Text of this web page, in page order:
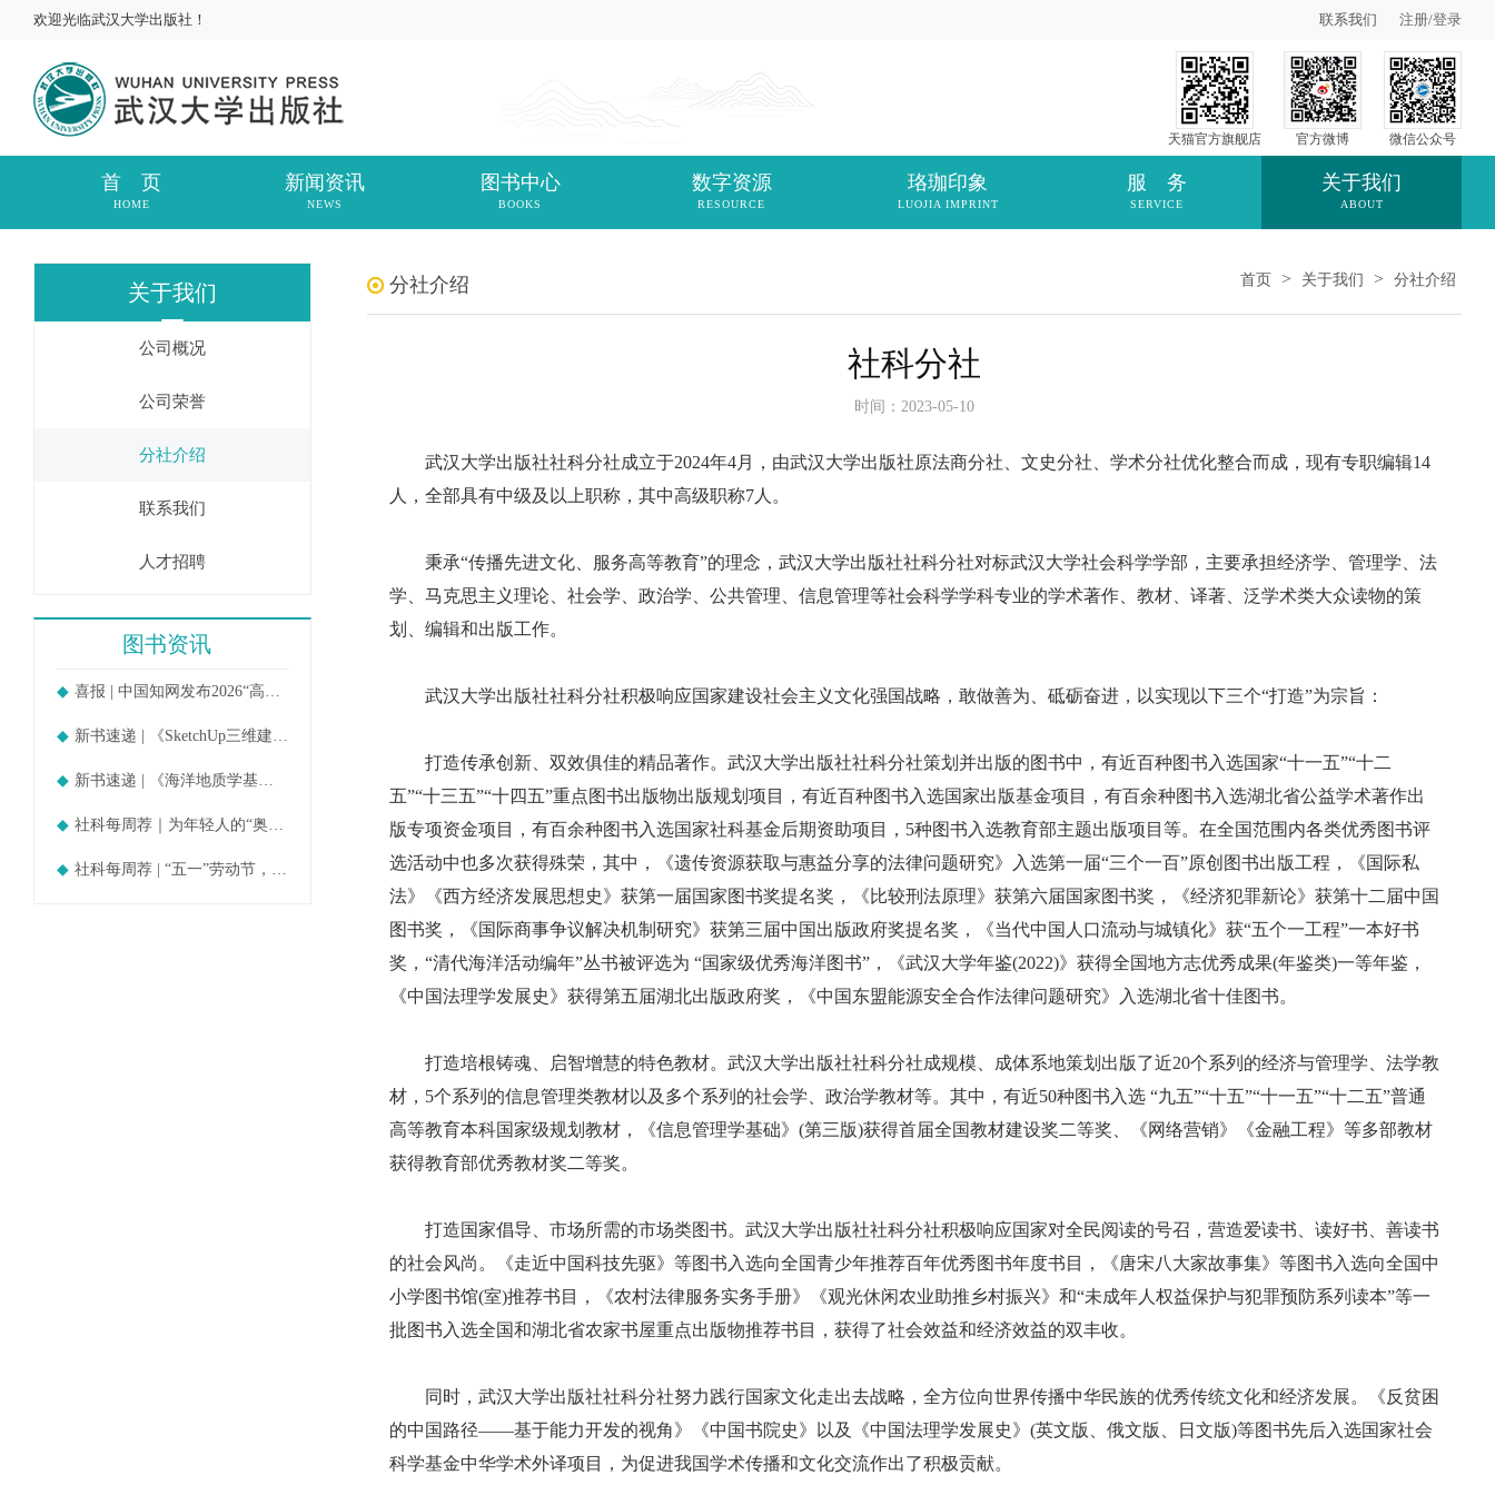
欢迎光临武汉大学出版社！ 联系我们 注册/登录
天猫官方旗舰店 官方微博 微信公众号
首 页
HOME
新闻资讯
NEWS
图书中心
BOOKS
数字资源
RESOURCE
珞珈印象
LUOJIA IMPRINT
服 务
SERVICE
关于我们
ABOUT
关于我们
公司概况
公司荣誉
分社介绍
联系我们
人才招聘
图书资讯
喜报 | 中国知网发布2026“高被引
新书速递 | 《SketchUp三维建模教
新书速递 | 《海洋地质学基础》
社科每周荐｜为年轻人的“奥德赛时期
社科每周荐 | “五一”劳动节，守护
分社介绍 首页 > 关于我们 > 分社介绍
社科分社
时间：2023-05-10
武汉大学出版社社科分社成立于2024年4月，由武汉大学出版社原法商分社、文史分社、学术分社优化整合而成，现有专职编辑14
人，全部具有中级及以上职称，其中高级职称7人。
秉承“传播先进文化、服务高等教育”的理念，武汉大学出版社社科分社对标武汉大学社会科学学部，主要承担经济学、管理学、法
学、马克思主义理论、社会学、政治学、公共管理、信息管理等社会科学学科专业的学术著作、教材、译著、泛学术类大众读物的策
划、编辑和出版工作。
武汉大学出版社社科分社积极响应国家建设社会主义文化强国战略，敢做善为、砥砺奋进，以实现以下三个“打造”为宗旨：
打造传承创新、双效俱佳的精品著作。武汉大学出版社社科分社策划并出版的图书中，有近百种图书入选国家“十一五”“十二
五”“十三五”“十四五”重点图书出版物出版规划项目，有近百种图书入选国家出版基金项目，有百余种图书入选湖北省公益学术著作出
版专项资金项目，有百余种图书入选国家社科基金后期资助项目，5种图书入选教育部主题出版项目等。在全国范围内各类优秀图书评
选活动中也多次获得殊荣，其中，《遗传资源获取与惠益分享的法律问题研究》入选第一届“三个一百”原创图书出版工程，《国际私
法》《西方经济发展思想史》获第一届国家图书奖提名奖，《比较刑法原理》获第六届国家图书奖，《经济犯罪新论》获第十二届中国
图书奖，《国际商事争议解决机制研究》获第三届中国出版政府奖提名奖，《当代中国人口流动与城镇化》获“五个一工程”一本好书
奖，“清代海洋活动编年”丛书被评选为 “国家级优秀海洋图书”，《武汉大学年鉴(2022)》获得全国地方志优秀成果(年鉴类)一等年鉴，
《中国法理学发展史》获得第五届湖北出版政府奖，《中国东盟能源安全合作法律问题研究》入选湖北省十佳图书。
打造培根铸魂、启智增慧的特色教材。武汉大学出版社社科分社成规模、成体系地策划出版了近20个系列的经济与管理学、法学教
材，5个系列的信息管理类教材以及多个系列的社会学、政治学教材等。其中，有近50种图书入选 “九五”“十五”“十一五”“十二五”普通
高等教育本科国家级规划教材，《信息管理学基础》(第三版)获得首届全国教材建设奖二等奖、《网络营销》《金融工程》等多部教材
获得教育部优秀教材奖二等奖。
打造国家倡导、市场所需的市场类图书。武汉大学出版社社科分社积极响应国家对全民阅读的号召，营造爱读书、读好书、善读书
的社会风尚。《走近中国科技先驱》等图书入选向全国青少年推荐百年优秀图书年度书目，《唐宋八大家故事集》等图书入选向全国中
小学图书馆(室)推荐书目，《农村法律服务实务手册》《观光休闲农业助推乡村振兴》和“未成年人权益保护与犯罪预防系列读本”等一
批图书入选全国和湖北省农家书屋重点出版物推荐书目，获得了社会效益和经济效益的双丰收。
同时，武汉大学出版社社科分社努力践行国家文化走出去战略，全方位向世界传播中华民族的优秀传统文化和经济发展。《反贫困
的中国路径——基于能力开发的视角》《中国书院史》以及《中国法理学发展史》(英文版、俄文版、日文版)等图书先后入选国家社会
科学基金中华学术外译项目，为促进我国学术传播和文化交流作出了积极贡献。